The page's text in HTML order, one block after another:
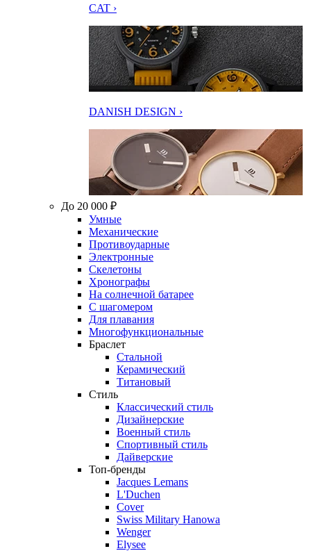
CAT ›
DANISH DESIGN ›
До 20 000 ₽
Умные
Механические
Противоударные
Электронные
Скелетоны
Хронографы
На солнечной батарее
С шагомером
Для плавания
Многофункциональные
Браслет
Стальной
Керамический
Титановый
Стиль
Классический стиль
Дизайнерские
Военный стиль
Спортивный стиль
Дайверские
Топ-бренды
Jacques Lemans
L'Duchen
Cover
Swiss Military Hanowa
Wenger
Elysee